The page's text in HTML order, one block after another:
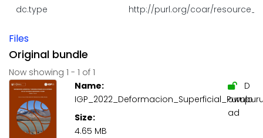
dc.type http://purl.org/coar/
Files
Original bundle
Now showing 1 - 1 of 1
Name:
Size:
4.65 MB
D
ownlo
ad